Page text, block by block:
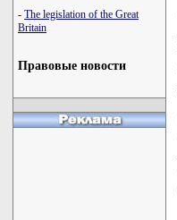
- The legislation of the Great
Britain
Правовые новости